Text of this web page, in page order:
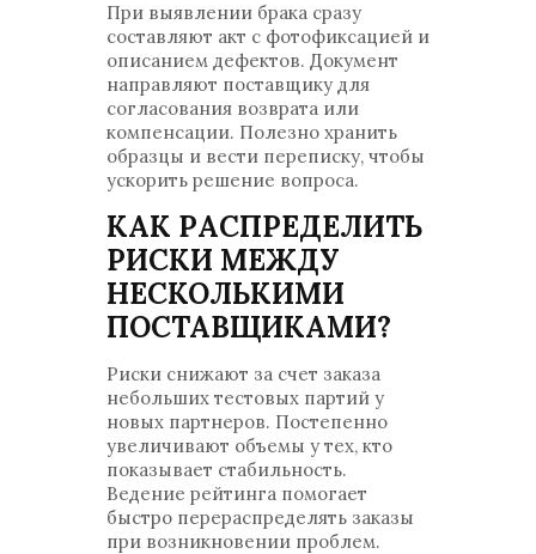
При выявлении брака сразу
составляют акт с фотофиксацией и
описанием дефектов. Документ
направляют поставщику для
согласования возврата или
компенсации. Полезно хранить
образцы и вести переписку, чтобы
ускорить решение вопроса.
КАК РАСПРЕДЕЛИТЬ
РИСКИ МЕЖДУ
НЕСКОЛЬКИМИ
ПОСТАВЩИКАМИ?
Риски снижают за счет заказа
небольших тестовых партий у
новых партнеров. Постепенно
увеличивают объемы у тех, кто
показывает стабильность.
Ведение рейтинга помогает
быстро перераспределять заказы
при возникновении проблем.